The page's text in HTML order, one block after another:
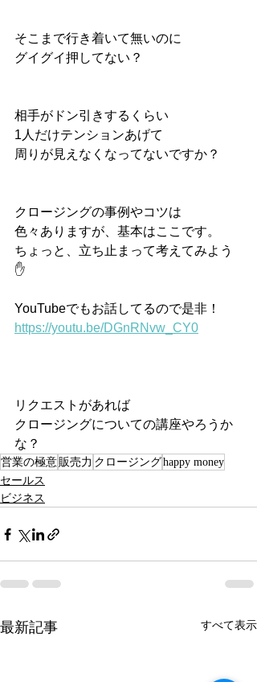
そこまで行き着いて無いのに
グイグイ押してない？
相手がドン引きするくらい
1人だけテンションあげて
周りが見えなくなってないですか？
クロージングの事例やコツは
色々ありますが、基本はここです。
ちょっと、立ち止まって考えてみよう
✋
YouTubeでもお話してるので是非！
https://youtu.be/DGnRNvw_CY0
リクエストがあれば
クロージングについての講座やろうか
な？
営業の極意販売力 クロージングhappy money
セールス
ビジネス
最新記事 すべて表示